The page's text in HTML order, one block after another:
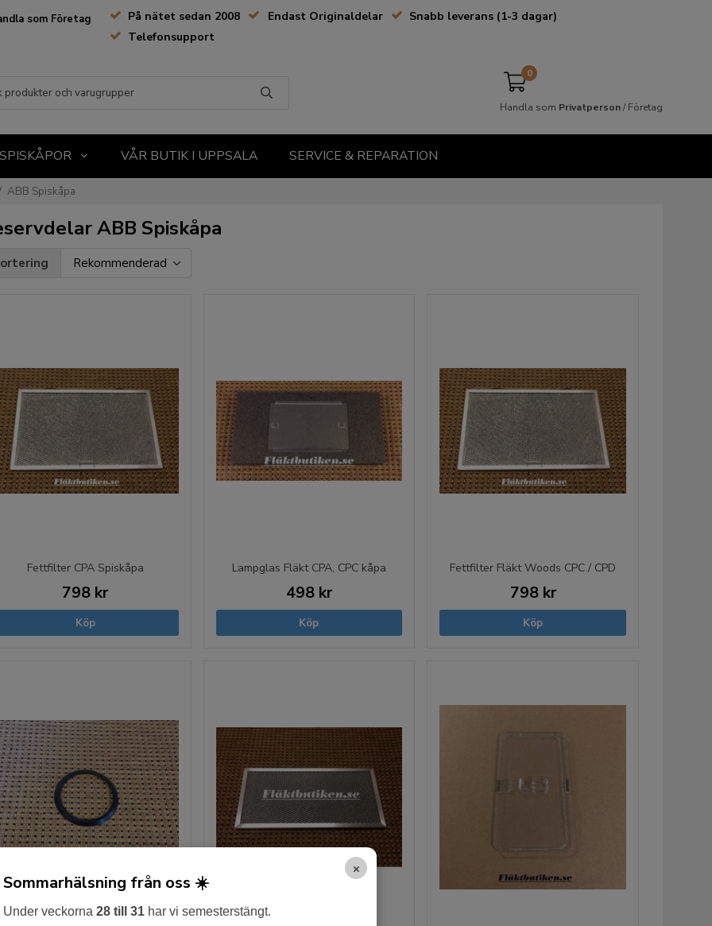
×
Sommarhälsning från oss ☀️
Under veckorna 28 till 31 har vi semesterstängt.
som Företag På nätet sedan 2008 Endast Originaldelar
Snabb leverans (1-3 dagar)
Telefonsupport
0
Handla som Privatperson/Företag
SPISKÅPOR VÅR BUTIK I UPPSALA SERVICE & REPARATION
ABB Spiskåpa
ABB Spiskåpa
Fettfilter CPA Spiskåpa
798 kr
Köp
Lampglas Fläkt CPA, CPC kåpa
498 kr
Köp
Fettfilter Fläkt Woods CPC / CPD
798 kr
Köp